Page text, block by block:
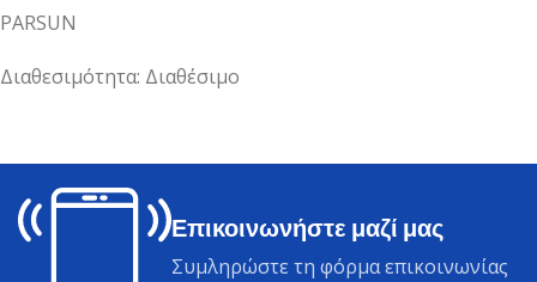
PARSUN
Διαθεσιμότητα: Διαθέσιμο
Επικοινωνήστε μαζί μας
Συμληρώστε τη φόρμα επικοινωνίας